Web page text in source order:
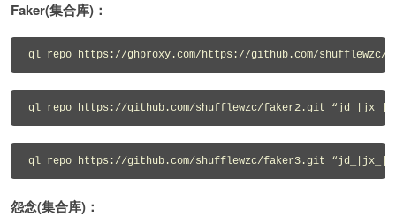
Faker(集合库)：
ql repo https://ghproxy.com/https://github.com/shufflewzc/
ql repo https://github.com/shufflewzc/faker2.git
ql repo https://github.com/shufflewzc/faker3.git
怨念(集合库)：